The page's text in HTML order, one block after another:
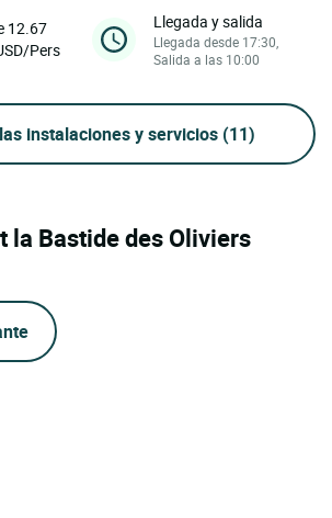
12.67
Pers
Llegada y salida
Llegada desde 17:30,
Salida a las 10:00
instalaciones y servicios (11)
la Bastide des Oliviers